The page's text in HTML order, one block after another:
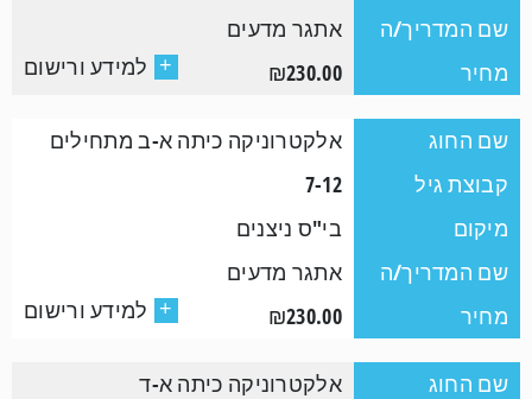
+ למידע ורישום ₪230.00 מחיר
אתגר מדעים שם המדריך/ה
+ למידע ורישום ₪230.00 מחיר
אתגר מדעים שם המדריך/ה
בי"ס ניצנים מיקום
7-12 קבוצת גיל
אלקטרוניקה כיתה א-ב מתחילים שם החוג
אלקטרוניקה כיתה א-ד שם החוג